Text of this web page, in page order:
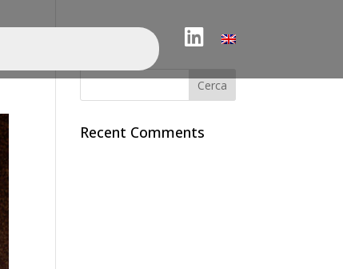
LinkedIn
Recent Comments